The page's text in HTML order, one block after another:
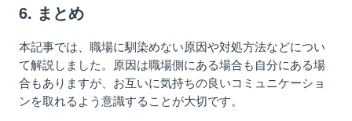
6. まとめ
本記事では、職場に馴染めない原因や対処方法などについ
て解説しました。原因は職場側にある場合も自分にある場
合もありますが、お互いに気持ちの良いコミュニケーショ
ンを取れるよう意識することが大切です。